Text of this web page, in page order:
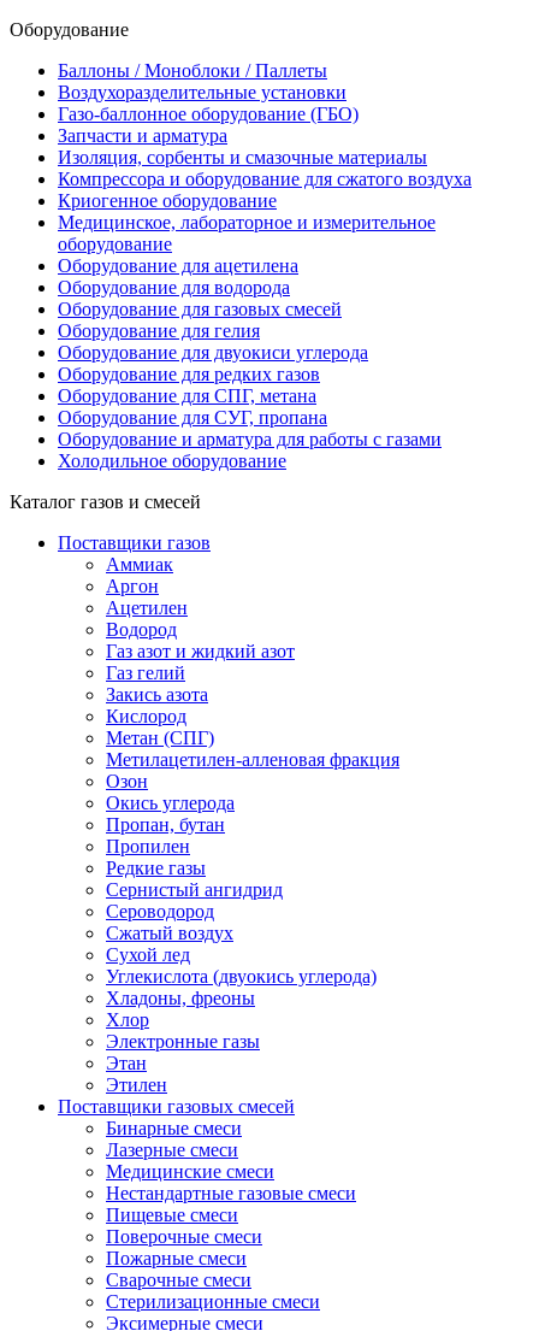
Оборудование
Баллоны / Моноблоки / Паллеты
Воздухоразделительные установки
Газо-баллонное оборудование (ГБО)
Запчасти и арматура
Изоляция, сорбенты и смазочные материалы
Компрессора и оборудование для сжатого воздуха
Криогенное оборудование
Медицинское, лабораторное и измерительное
оборудование
Оборудование для ацетилена
Оборудование для водорода
Оборудование для газовых смесей
Оборудование для гелия
Оборудование для двуокиси углерода
Оборудование для редких газов
Оборудование для СПГ, метана
Оборудование для СУГ, пропана
Оборудование и арматура для работы с газами
Холодильное оборудование
Каталог газов и смесей
Поставщики газов
Аммиак
Аргон
Ацетилен
Водород
Газ азот и жидкий азот
Газ гелий
Закись азота
Кислород
Метан (СПГ)
Метилацетилен-алленовая фракция
Озон
Окись углерода
Пропан, бутан
Пропилен
Редкие газы
Сернистый ангидрид
Сероводород
Сжатый воздух
Сухой лед
Углекислота (двуокись углерода)
Хладоны, фреоны
Хлор
Электронные газы
Этан
Этилен
Поставщики газовых смесей
Бинарные смеси
Лазерные смеси
Медицинские смеси
Нестандартные газовые смеси
Пищевые смеси
Поверочные смеси
Пожарные смеси
Сварочные смеси
Стерилизационные смеси
Эксимерные смеси